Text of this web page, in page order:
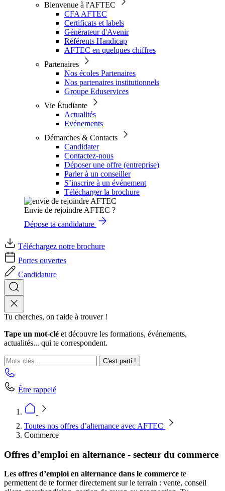
Bienvenue à l'AFTEC
CFA AFTEC
Certificats et labels
Générateur d'Avenir
Référents Handicap
AFTEC en quelques chiffres
Partenaires
Nos écoles Partenaires
Nos partenaires institutionnels
Groupe Eduservices
Vie Étudiante
Actualités
Evénements
Démarches & Contacts
Candidater
Contactez-nous
Déposer une offre (entreprise)
Parler à un conseiller
S’inscrire à un événement
Télécharger la brochure
Envie de rejoindre AFTEC ?
Dépose ta candidature
Téléchargez notre brochure
Portes ouvertes
Candidature
Tu cherches, on t'aide à trouver !
Tape un mot-clé et découvre les formations, événements,
actualités... qui te correspondent.
C'est parti !
Être rappelé
Toutes nos offres d’alternance avec AFTEC
Commerce
Offres d’emploi en alternance - secteur du commerce
Les offres d’emploi en alternance dans le commerce te
permettent de te former directement sur le terrain : vente, conseil